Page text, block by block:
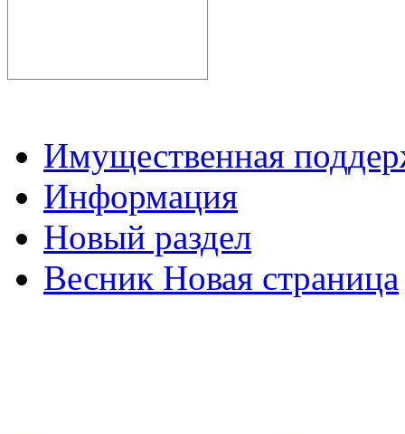
Имущественная
Информация
Новый раздел
Весник Новая страница